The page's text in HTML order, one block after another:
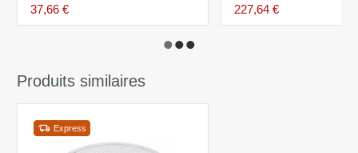
37,66 € 227,64 €
Produits similaires
Express